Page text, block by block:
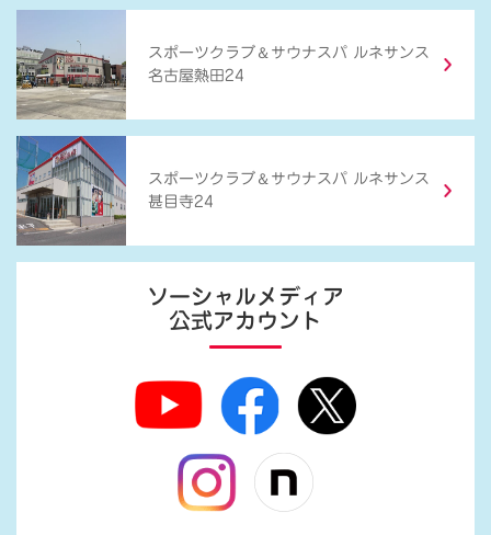
スポーツクラブ ＆ サウナスパ ルネサンス
名古屋熱田24
スポーツクラブ ＆ サウナスパ ルネサンス
甚目寺24
ソーシャルメディア
公式アカウント